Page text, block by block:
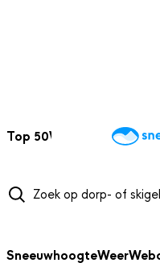
Top 50Webcams
SneeuwhoogteWeer